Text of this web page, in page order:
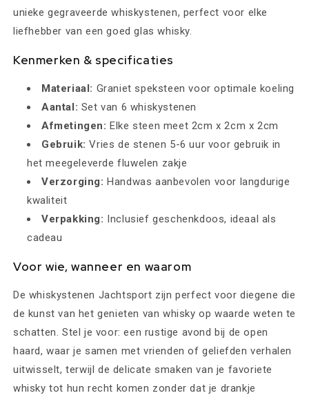
unieke gegraveerde whiskystenen, perfect voor elke
liefhebber van een goed glas whisky.
Kenmerken & specificaties
Materiaal: Graniet speksteen voor optimale koeling
Aantal: Set van 6 whiskystenen
Afmetingen: Elke steen meet 2cm x 2cm x 2cm
Gebruik: Vries de stenen 5-6 uur voor gebruik in
het meegeleverde fluwelen zakje
Verzorging: Handwas aanbevolen voor langdurige
kwaliteit
Verpakking: Inclusief geschenkdoos, ideaal als
cadeau
Voor wie, wanneer en waarom
De whiskystenen Jachtsport zijn perfect voor diegene die
de kunst van het genieten van whisky op waarde weten te
schatten. Stel je voor: een rustige avond bij de open
haard, waar je samen met vrienden of geliefden verhalen
uitwisselt, terwijl de delicate smaken van je favoriete
whisky tot hun recht komen zonder dat je drankje